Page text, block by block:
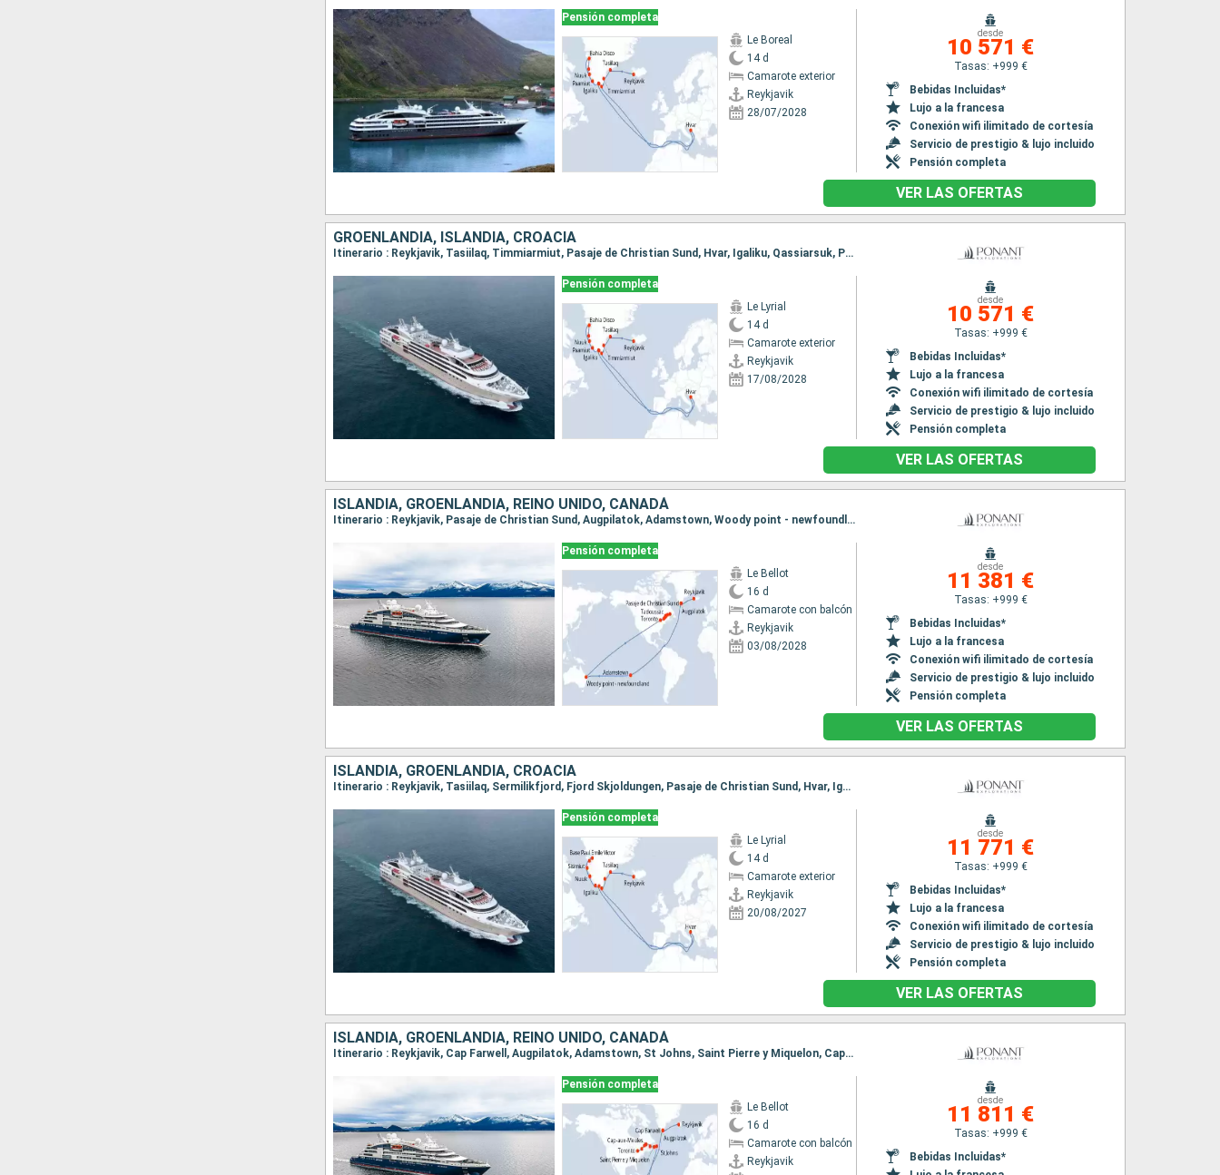
Pensión completa
Le Boreal
14 d
Camarote exterior
Reykjavik
28/07/2028
desde
10 571 €
Tasas: +999 €
Bebidas Incluidas*
Lujo a la francesa
Conexión wifi ilimitado de cortesía
Servicio de prestigio & lujo incluido
Pensión completa
VER LAS OFERTAS
GROENLANDIA, ISLANDIA, CROACIA
Itinerario : Reykjavik, Tasiilaq, Timmiarmiut, Pasaje de Christian Sund, Hvar, Igaliku, Qassiarsuk, Paamiut, Evighedsfjorden, Bahia Disco, Nooralak, Nuuk
Pensión completa
Le Lyrial
14 d
Camarote exterior
Reykjavik
17/08/2028
desde
10 571 €
Tasas: +999 €
Bebidas Incluidas*
Lujo a la francesa
Conexión wifi ilimitado de cortesía
Servicio de prestigio & lujo incluido
Pensión completa
VER LAS OFERTAS
ISLANDIA, GROENLANDIA, REINO UNIDO, CANADÁ
Itinerario : Reykjavik, Pasaje de Christian Sund, Augpilatok, Adamstown, Woody point - newfoundland, Havre Saint Pierre, Saguenay, Tadoussac, Quebec, Montreal, Golfe du saint laurent, Toronto
Pensión completa
Le Bellot
16 d
Camarote con balcón
Reykjavik
03/08/2028
desde
11 381 €
Tasas: +999 €
Bebidas Incluidas*
Lujo a la francesa
Conexión wifi ilimitado de cortesía
Servicio de prestigio & lujo incluido
Pensión completa
VER LAS OFERTAS
ISLANDIA, GROENLANDIA, CROACIA
Itinerario : Reykjavik, Tasiilaq, Sermilikfjord, Fjord Skjoldungen, Pasaje de Christian Sund, Hvar, Igaliku, Ikka Fjord Groenland, Nuuk, Sisimiut, Base Paul Emile Victor, Bahia Disco, Nooralak, Nuuk
Pensión completa
Le Lyrial
14 d
Camarote exterior
Reykjavik
20/08/2027
desde
11 771 €
Tasas: +999 €
Bebidas Incluidas*
Lujo a la francesa
Conexión wifi ilimitado de cortesía
Servicio de prestigio & lujo incluido
Pensión completa
VER LAS OFERTAS
ISLANDIA, GROENLANDIA, REINO UNIDO, CANADÁ
Itinerario : Reykjavik, Cap Farwell, Augpilatok, Adamstown, St Johns, Saint Pierre y Miquelon, Cap-aux-Meules, Golfe du saint laurent, Tadoussac, Montreal, Golfe du saint laurent, Toronto
Pensión completa
Le Bellot
16 d
Camarote con balcón
Reykjavik
desde
11 811 €
Tasas: +999 €
Bebidas Incluidas*